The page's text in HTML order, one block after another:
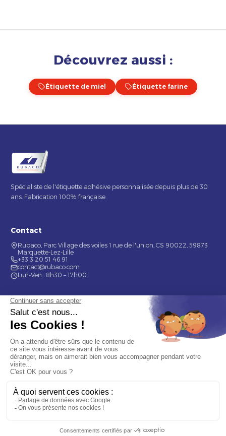
Découvrez aussi :
Étiquette de miel Étiquette farine
Spécialiste de l'étiquette adhésive personnalisée depuis plus de 30
ans. Fabrication 100% française.
Contact
Rubaco, Parc Village des voiles 1 rue de l'union, CS 90022, 59873
Marquette-Lez-Lille
+33 3 20 51 46 91
contact@rubaco.com
Lun-Ven : 8h30 – 17h00
Nos services
Étiquette alimentaire
Étiquette de bouteilles
Informations
Mentions légales
À propos
Nous contacter